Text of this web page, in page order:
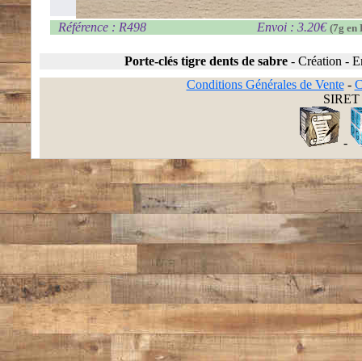
Référence : R498 Envoi : 3.20€ (7g en
Porte-clés tigre dents de sabre- Création -
Conditions Générales de Vente-
SIRET
-